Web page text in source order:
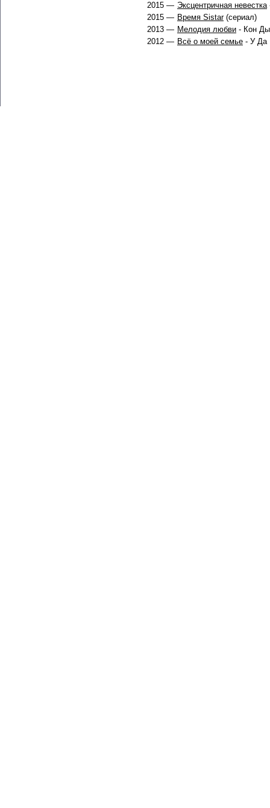
2015 — Эксцентричная невестка
2015 — Время Sistar(сериал)
2013 — Мелодия любви - Кон
2012 — Всё о моей семье - У Да